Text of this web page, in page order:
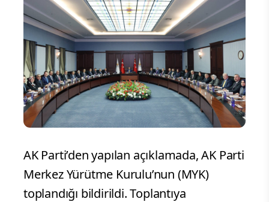
AK Parti’den yapılan açıklamada, AK Parti
Merkez Yürütme Kurulu’nun (MYK)
toplandığı bildirildi. Toplantıya